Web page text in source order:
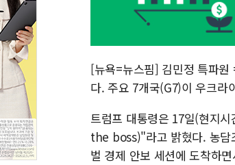
[뉴욕=뉴스핌] 김민정 특파
다. 주요 7개국(G7)이 우크라
트럼프 대통령은 17일(현지
the boss)"라고 밝혔다. 농담
벌 경제 안보 세션에 도착하